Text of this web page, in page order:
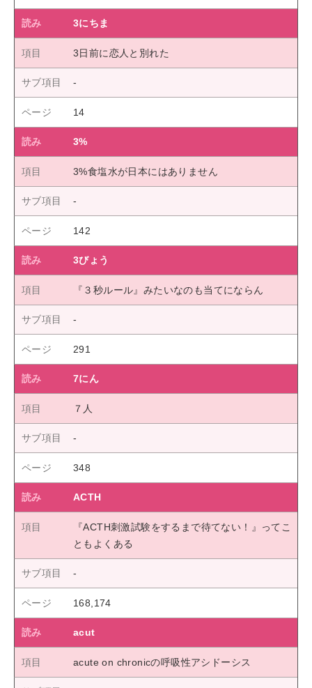
3にちま
3日前に恋人と別れた
14
3%
3%食塩水が日本にはありません
142
3びょう
『３秒ルール』みたいなのも当てにならん
291
7にん
７人
348
ACTH
『ACTH刺激試験をするまで待てない！』ってこ
ともよくある
168,174
acut
acute on chronicの呼吸性アシドーシス